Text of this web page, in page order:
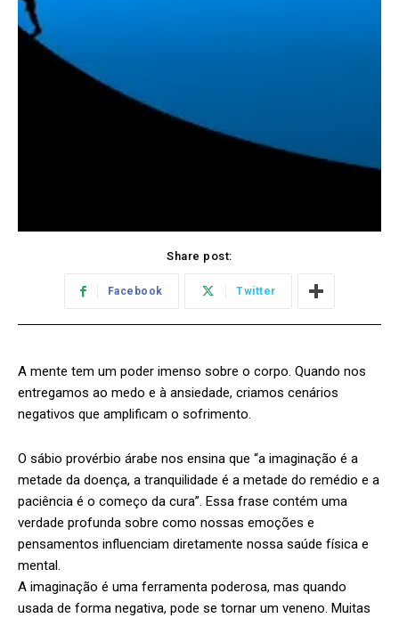
Share post:
Facebook Twitter
A mente tem um poder imenso sobre o corpo. Quando nos
entregamos ao medo e à ansiedade, criamos cenários
negativos que amplificam o sofrimento.
O sábio provérbio árabe nos ensina que “a imaginação é a
metade da doença, a tranquilidade é a metade do remédio e a
paciência é o começo da cura”. Essa frase contém uma
verdade profunda sobre como nossas emoções e
pensamentos influenciam diretamente nossa saúde física e
mental.
A imaginação é uma ferramenta poderosa, mas quando
usada de forma negativa, pode se tornar um veneno. Muitas